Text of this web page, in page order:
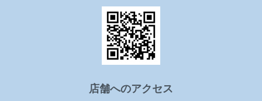
店舗へのアクセス